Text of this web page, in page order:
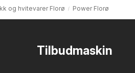
og hvitevarer Florø Power Florø
Tilbudmaskin